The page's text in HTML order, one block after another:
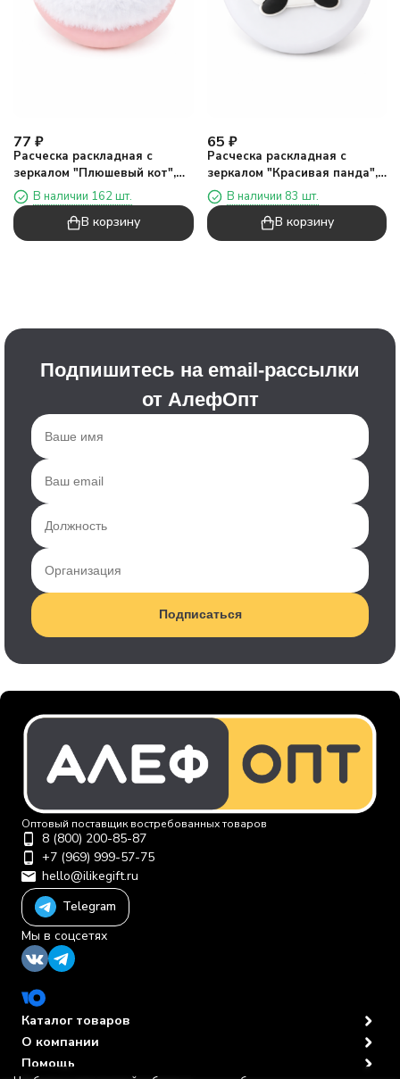
77 ₽
Расческа раскладная с
зеркалом "Плюшевый кот",
розоваяВ наличии 162 шт.
В корзину
65 ₽
Расческа раскладная с
зеркалом "Красивая панда",
белаяВ наличии 83 шт.
В корзину
Подпишитесь на email-рассылки
от АлефОпт
Подписаться
Оптовый поставщик востребованных товаров
8 (800) 200-85-87
+7 (969) 999-57-75
hello@ilikegift.ru
Telegram
Мы в соцсетях
Каталог товаров
О компании
Помощь